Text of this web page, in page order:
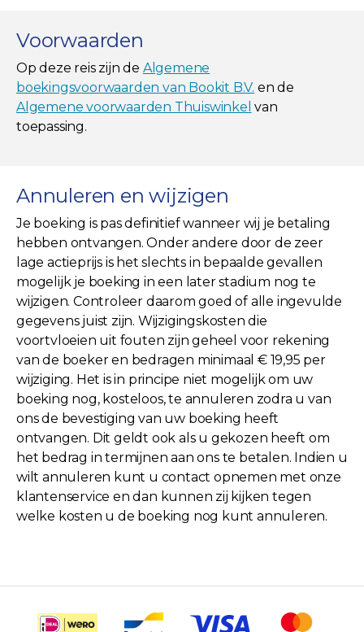
Voorwaarden
Op deze reis zijn de Algemene
boekingsvoorwaarden van Bookit B.V. en de
Algemene voorwaarden Thuiswinkel van
toepassing.
Annuleren en wijzigen
Je boeking is pas definitief wanneer wij je betaling
hebben ontvangen. Onder andere door de zeer
lage actieprijs is het slechts in bepaalde gevallen
mogelijk je boeking in een later stadium nog te
wijzigen. Controleer daarom goed of alle ingevulde
gegevens juist zijn. Wijzigingskosten die
voortvloeien uit fouten zijn geheel voor rekening
van de boeker en bedragen minimaal € 19,95 per
wijziging. Het is in principe niet mogelijk om uw
boeking nog, kosteloos, te annuleren zodra u van
ons de bevestiging van uw boeking heeft
ontvangen. Dit geldt ook als u gekozen heeft om
het bedrag in termijnen aan ons te betalen. Indien u
wilt annuleren kunt u contact opnemen met onze
klantenservice en dan kunnen zij kijken tegen
welke kosten u de boeking nog kunt annuleren.